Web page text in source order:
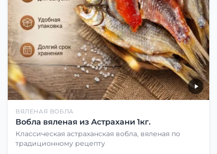
ВЯЛЕНАЯ ВОБЛА
Вобла вяленая из Астрахани 1кг.
Классическая астраханская вобла, вяленая по
традиционному рецепту